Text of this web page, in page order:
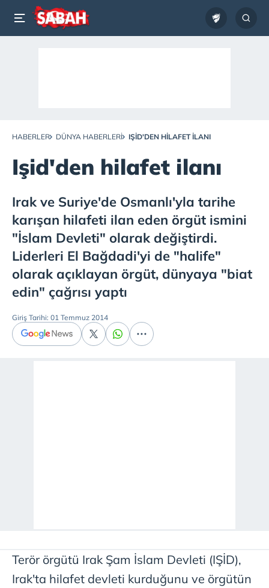
HABERLER DÜNYA HABERLERI IŞID'DEN HILAFET ILANI
Işid'den hilafet ilanı
Irak ve Suriye'de Osmanlı'yla tarihe
karışan hilafeti ilan eden örgüt ismini
"İslam Devleti" olarak değiştirdi.
Liderleri El Bağdadi'yi de "halife"
olarak açıklayan örgüt, dünyaya "biat
edin" çağrısı yaptı
Giriş Tarihi: 01 Temmuz 2014
Terör örgütü Irak Şam İslam Devleti (IŞİD),
Irak'ta hilafet devleti kurduğunu ve örgütün